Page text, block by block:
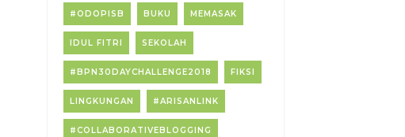
#ODOPISB BUKU MEMASAK
IDUL FITRI SEKOLAH
#BPN30DAYCHALLENGE2018 FIKSI
LINGKUNGAN #ARISANLINK
#COLLABORATIVEBLOGGING